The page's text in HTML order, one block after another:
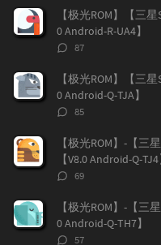
章
【极光ROM】【三
0 Android-R-UA4】
评
数：
87
【极光ROM】【三
0 Android-Q-TJA】
评
数：
85
【极光ROM】-【三
【V8.0 Android-Q-TJ4
评
数：
69
【极光ROM】-【三
0 Android-Q-TH7】
评
57